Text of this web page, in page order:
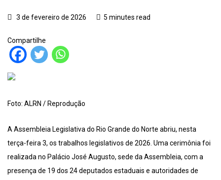
3 de fevereiro de 2026 5 minutes read
Compartilhe
Foto: ALRN / Reprodução
A Assembleia Legislativa do Rio Grande do Norte abriu, nesta
terça-feira 3, os trabalhos legislativos de 2026. Uma cerimônia foi
realizada no Palácio José Augusto, sede da Assembleia, com a
presença de 19 dos 24 deputados estaduais e autoridades de